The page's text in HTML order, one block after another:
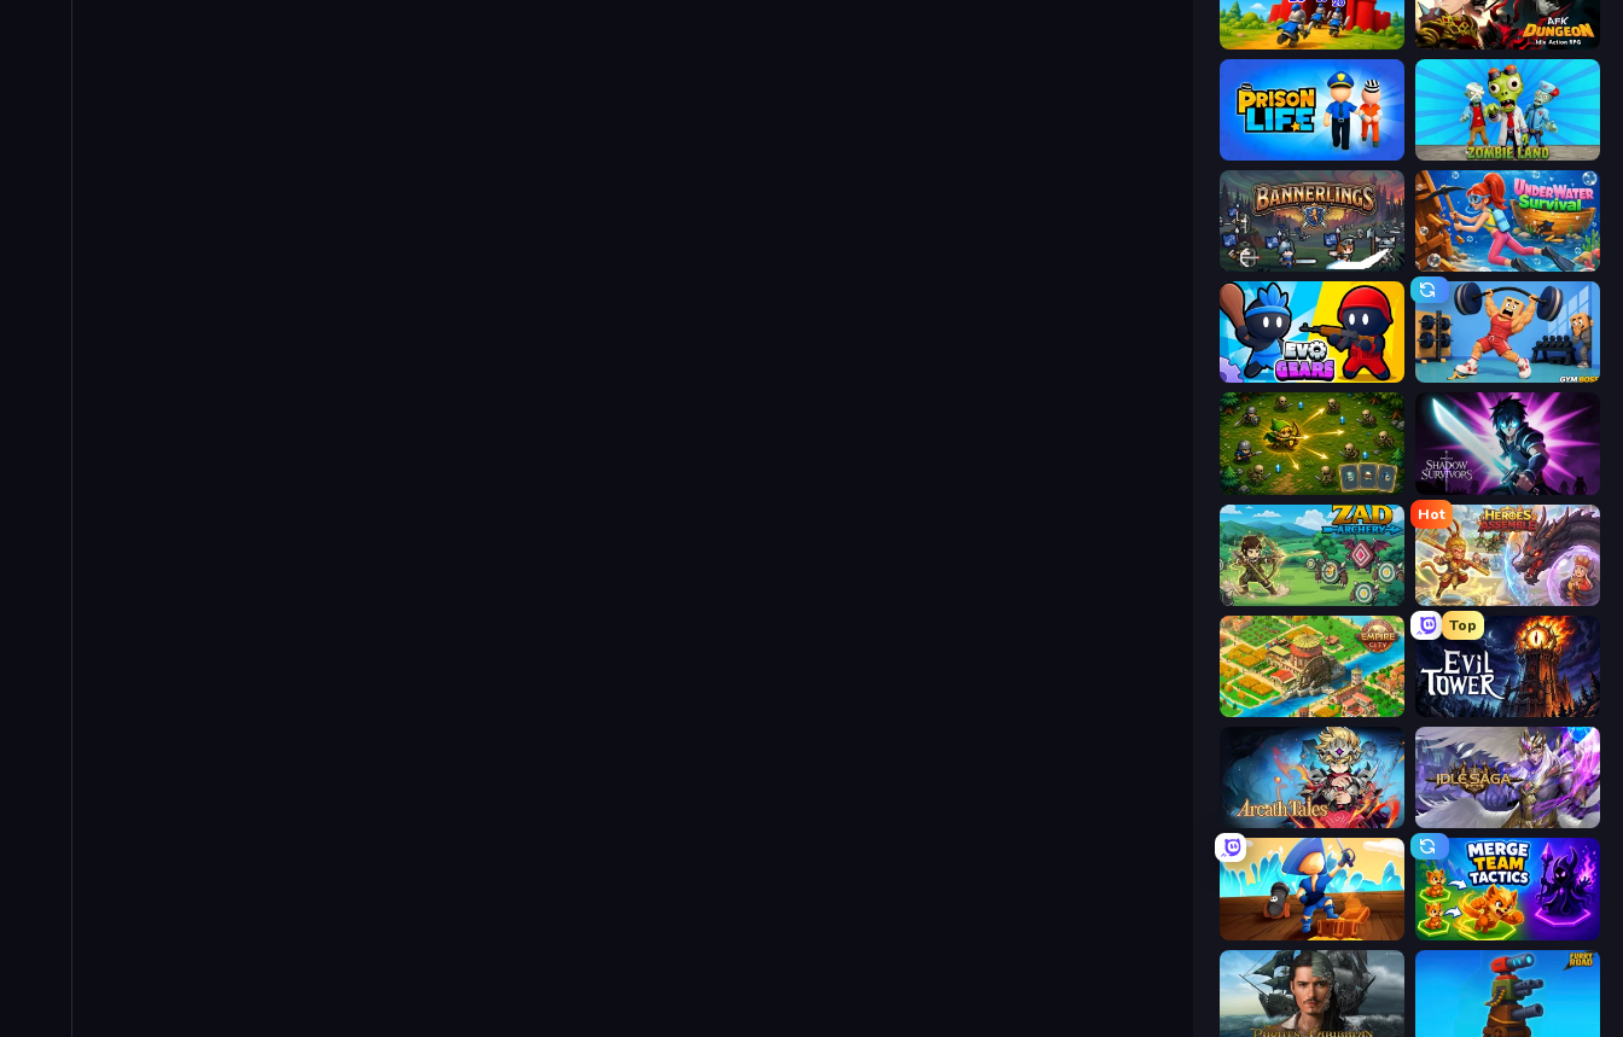
TimeWarriors AFK Dungeon: Idle Action RPG
Prison Life Zombie Land
Bannerlings Underwater Survival
Evo Gears Gym Boss
Tiny Ranger Shadow Survivors
Zad Archery - Demo
Hot
Heroes Assemble
Empire City
Top
Evil Tower
Arcath Tales Idle Saga
Captains Idle Merge Team Tactics